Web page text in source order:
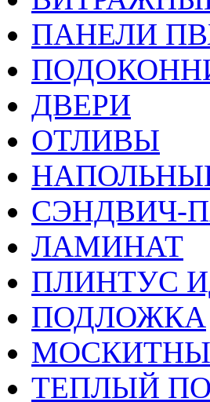
ПАНЕЛИ
ДВЕРИ
ОТЛИВЫ
СЭНДВИЧ-
ЛАМИНАТ
ПЛИНТУС
ПОДЛОЖКА
ТЕПЛЫЙ